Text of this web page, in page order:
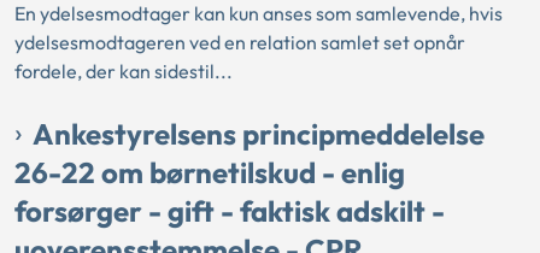
En ydelsesmodtager kan kun anses som samlevende, hvis
ydelsesmodtageren ved en relation samlet set opnår
fordele, der kan sidestil...
Ankestyrelsens principmeddelelse
26-22 om børnetilskud - enlig
forsørger - gift - faktisk adskilt -